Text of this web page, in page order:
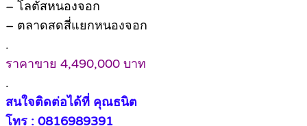
– โลตัสหนองจอก
– ตลาดสดสี่แยกหนองจอก
.
ราคาขาย 4,490,000 บาท
.
สนใจติดต่อได้ที่ คุณธนิต
โทร : 0816989391